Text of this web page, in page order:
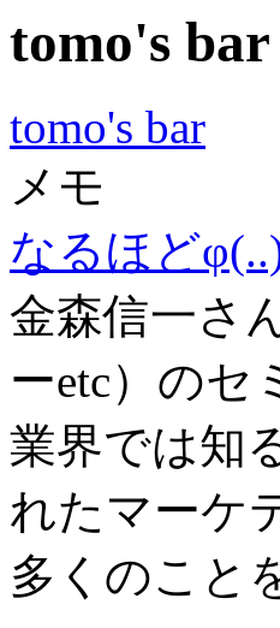
tomo's bar
tomo's bar
メモ
なるほど
金森信一さ
ーetc）のセ
業界では知
れたマーケ
多くのこと